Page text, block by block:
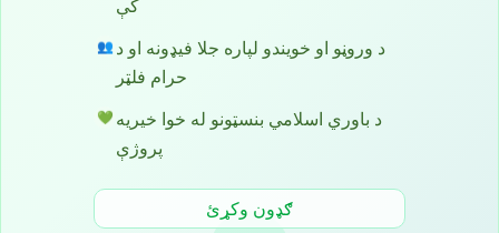
کې
👥 د وروڼو او خویندو لپاره جلا فیډونه او د
حرام فلټر
💚 د باوري اسلامي بنسټونو له خوا خیریه
پروژې
ګډون وکړئ